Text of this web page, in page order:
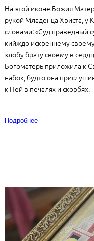
На этой иконе Божия
рукой Младенца Христа, у
словами: «Суд праведный
кийждо искреннему
злобу брату своему в
Богоматерь приложила к
набок, будто она
к Ней в печалях и скорбях.
Подробнее